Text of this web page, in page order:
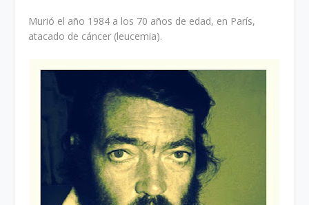
Murió el año 1984 a los 70 años de edad, en París,
atacado de cáncer (leucemia).